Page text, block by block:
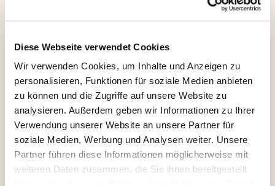
Diese Webseite verwendet Cookies
Wir verwenden Cookies, um Inhalte und Anzeigen zu
personalisieren, Funktionen für soziale Medien anbieten
zu können und die Zugriffe auf unsere Website zu
analysieren. Außerdem geben wir Informationen zu Ihrer
Verwendung unserer Website an unsere Partner für
soziale Medien, Werbung und Analysen weiter. Unsere
Partner führen diese Informationen möglicherweise mit
weiteren Daten zusammen, die Sie ihnen bereitgestellt
Stadtdekan Dr. Michael Glöckner,
34117 Kassel
Tel.: +49561937817-000
E-Mail: dekanat.kassel-2@ekkw.de
Urheberrecht, Inhalte und Links
Der Inhalt von trauerkultu-kassel.de ist
urheberrechtlich geschützt. Die Vervielfältigung,
Änderung, Verbreitung oder Speicherung von
Informationen oder Daten, insbesondere von Texten,